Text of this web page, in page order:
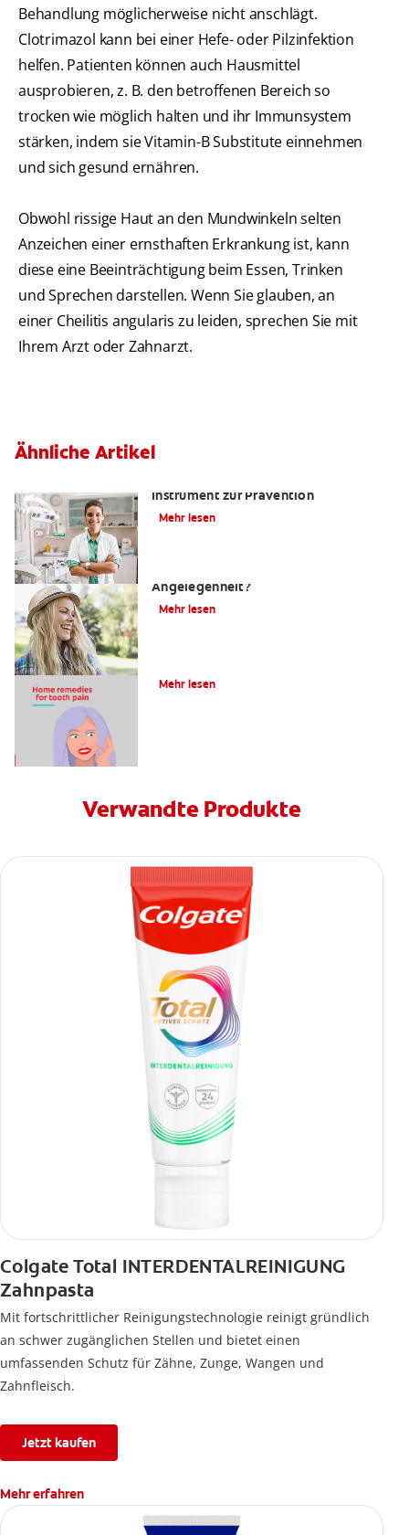
Behandlung möglicherweise nicht anschlägt.
Clotrimazol kann bei einer Hefe- oder Pilzinfektion
helfen. Patienten können auch Hausmittel
ausprobieren, z. B. den betroffenen Bereich so
trocken wie möglich halten und ihr Immunsystem
stärken, indem sie Vitamin-B Substitute einnehmen
und sich gesund ernähren.
Obwohl rissige Haut an den Mundwinkeln selten
Anzeichen einer ernsthaften Erkrankung ist, kann
diese eine Beeinträchtigung beim Essen, Trinken
und Sprechen darstellen. Wenn Sie glauben, an
einer Cheilitis angularis zu leiden, sprechen Sie mit
Ihrem Arzt oder Zahnarzt.
Ähnliche Artikel
Instrument zur Prävention
Mehr lesen
Angelegenheit?
Mehr lesen
Mehr lesen
Verwandte Produkte
Colgate Total INTERDENTALREINIGUNG
Zahnpasta
Mit fortschrittlicher Reinigungstechnologie reinigt gründlich
an schwer zugänglichen Stellen und bietet einen
umfassenden Schutz für Zähne, Zunge, Wangen und
Zahnfleisch.
Jetzt kaufen
Mehr erfahren